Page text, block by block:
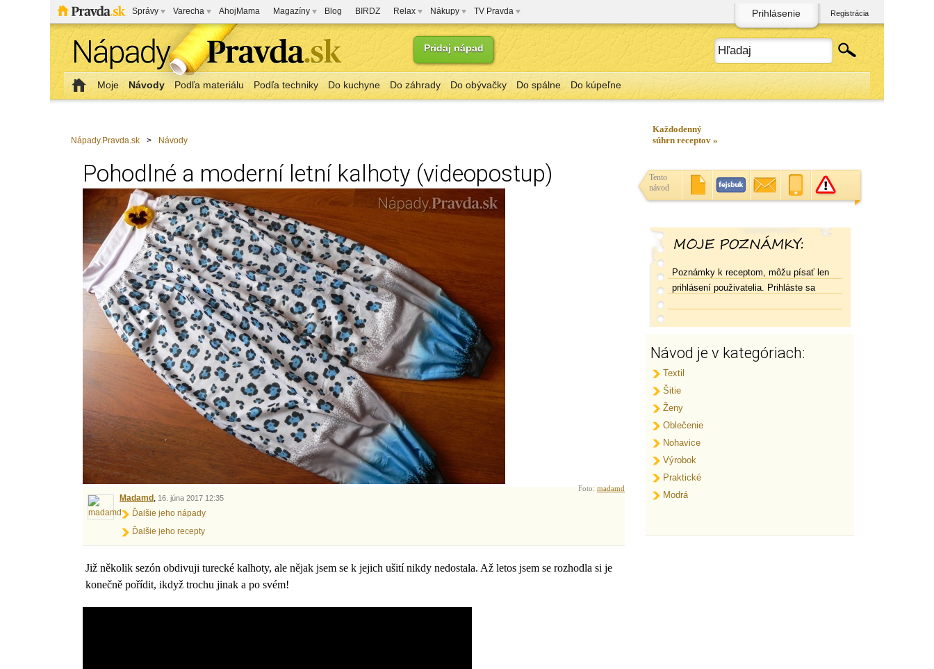
Správy Varecha AhojMama Magazíny Blog BIRDZ Relax Nákupy TV Pravda
Pridaj nápad
Prihlásenie Registrácia
Moje Návody Podľa materiálu Podľa techniky Do kuchyne Do záhrady Do obývačky Do spálne Do kúpeľne
Nápady.Pravda.sk > Návody
Pohodlné a moderní letní kalhoty (videopostup)
Foto: madamd
Madamd , 16. júna 2017 12:35
Ďalšie jeho nápady
Ďalšie jeho recepty
Již několik sezón obdivuji turecké kalhoty, ale nějak jsem se k jejich ušití nikdy nedostala. Až letos jsem se rozhodla si je
konečně pořídit, ikdyž trochu jinak a po svém!
Každodenný
súhrn receptov »
Tento
návod
Poznámky k receptom, môžu písať len
prihlásení použivatelia. Prihláste sa
Návod je v kategóriach:
Textil
Šitie
Ženy
Oblečenie
Nohavice
Výrobok
Praktické
Modrá